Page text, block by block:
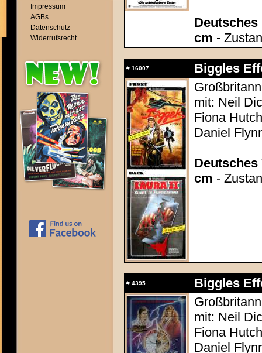
Impressum
AGBs
Datenschutz
Widerrufsrecht
Deutsches
cm -
# 16007
Biggles
mit: Neil
Fiona
Daniel
Deutsches
cm -
# 4395
Biggles
mit: Neil
Fiona
Daniel